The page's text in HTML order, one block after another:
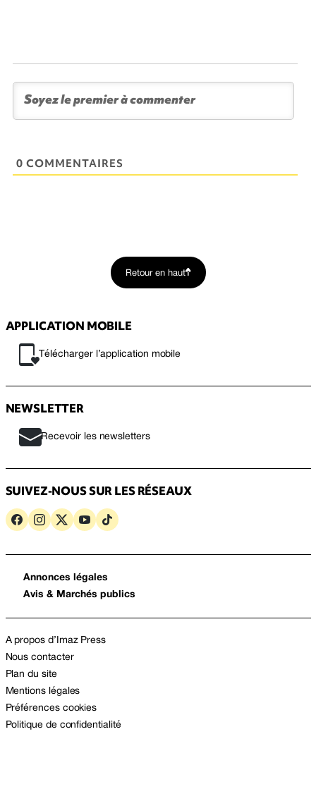
0 COMMENTAIRES
Retour en haut
APPLICATION MOBILE
Télécharger l’application mobile
NEWSLETTER
Recevoir les newsletters
SUIVEZ-NOUS SUR LES RÉSEAUX
Annonces légales
Avis & Marchés publics
A propos d’Imaz Press
Nous contacter
Plan du site
Mentions légales
Préférences cookies
Politique de confidentialité